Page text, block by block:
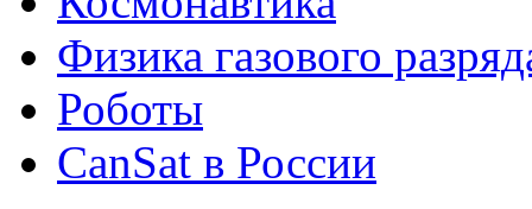
Физика газового
Роботы
CanSat в России